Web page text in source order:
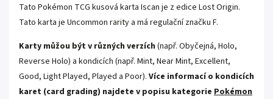
Tato Pokémon TCG kusová karta Iscan je z edice Lost Origin.
Tato karta je Uncommon rarity a má regulační značku F.
Karty můžou být v různých verzích (např. Obyčejná, Holo,
Reverse Holo) a kondicích (např. Mint, Near Mint, Excellent,
Good, Light Played, Played a Poor). Více informací o kondicích
karet (card grading) najdete v popisu kategorie Pokémon